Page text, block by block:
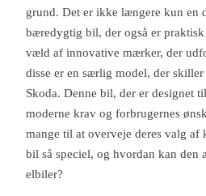
grund. Det er ikke længere kun en
bæredygtig bil, der også er
væld af innovative mærker, der
disse er en særlig model, der
Skoda. Denne bil, der er designet
moderne krav og forbrugernes
mange til at overveje deres valg af
bil så speciel, og hvordan kan den
elbiler?